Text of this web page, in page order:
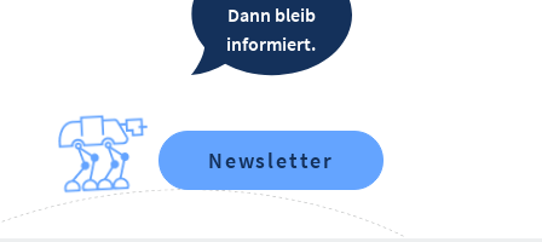
Dann bleib
informiert.
Newsletter